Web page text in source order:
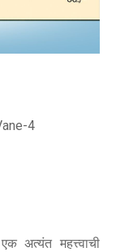
4
अत्यंत महत्त्वाची